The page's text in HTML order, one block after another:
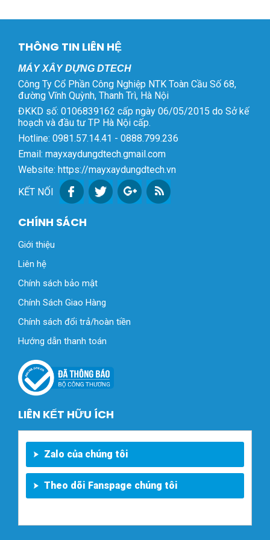
Máy Xây Dựng Dtech!
799 236
Địa chỉ kho hàng: Số
68, đường Vĩnh Quỳnh, xã
Đại Thanh, TP. Hà Nội
THÔNG TIN LIÊN HỆ
MÁY XÂY DỰNG DTECH
Công Ty Cổ Phần Công Nghiệp NTK Toàn Cầu Số 68,
đường Vĩnh Quỳnh, Thanh Trì, Hà Nội
ĐKKD số: 0106839162 cấp ngày 06/05/2015 do Sở kế
hoạch và đầu tư TP Hà Nội cấp.
Hotline: 0981.57.14.41 - 0888.799.236
Email: mayxaydungdtech.gmail.com
Website: https://mayxaydungdtech.vn
KẾT NỐI
CHÍNH SÁCH
Giới thiệu
Liên hệ
Chính sách bảo mật
Chính Sách Giao Hàng
Chính sách đổi trả/hoàn tiền
Hướng dẫn thanh toán
LIÊN KẾT HỮU ÍCH
Zalo của chúng tôi
Theo dõi Fanspage chúng tôi